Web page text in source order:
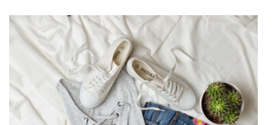
ZA CO TAK KOCHAMY KWIATOWE SUKIENKI?
Sukienki z kwiatowym nadrukiem rokrocznie cieszą się wśród
kobiet olbrzymią popularnością. Oczywiście chętniej kupujemy …